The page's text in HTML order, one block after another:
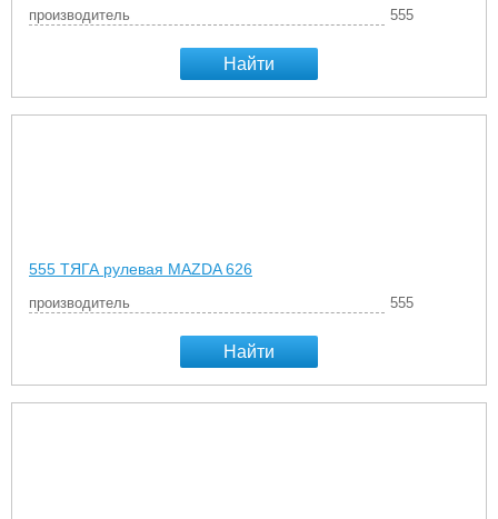
производитель 555
Найти
555 ТЯГА рулевая MAZDA 626
производитель 555
Найти